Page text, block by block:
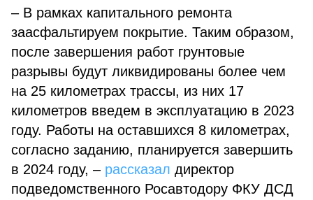
– В рамках капитального ремонта
заасфальтируем покрытие. Таким образом,
после завершения работ грунтовые
разрывы будут ликвидированы более чем
на 25 километрах трассы, из них 17
километров введем в эксплуатацию в 2023
году. Работы на оставшихся 8 километрах,
согласно заданию, планируется завершить
в 2024 году, – рассказал директор
подведомственного Росавтодору ФКУ ДСД